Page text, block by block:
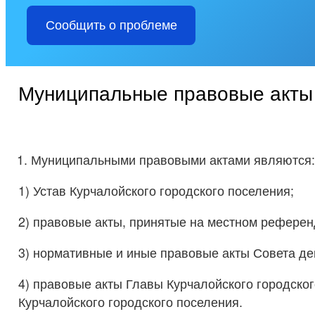
Сообщить о проблеме
Муниципальные правовые акты
Муниципальными правовыми актами являются:
1) Устав Курчалойского городского поселения;
2) правовые акты, принятые на местном
3) нормативные и иные правовые акты Совета
4) правовые акты Главы Курчалойского
Курчалойского городского поселения.